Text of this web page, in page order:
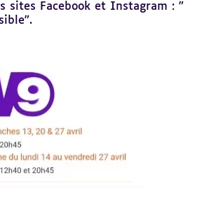
sites Facebook et Instagram : "